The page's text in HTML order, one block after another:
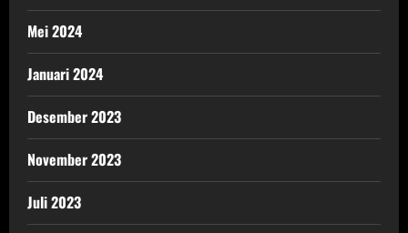
Mei 2024
Januari 2024
Desember 2023
November 2023
Juli 2023